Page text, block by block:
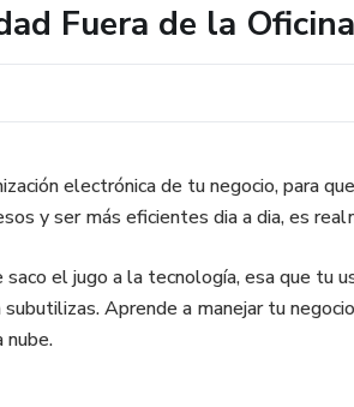
Fuera de la Oficina
electrónica de tu negocio, para
y ser más eficientes dia a dia, es
el jugo a la tecnología, esa que tu
Aprende a manejar tu
nube.